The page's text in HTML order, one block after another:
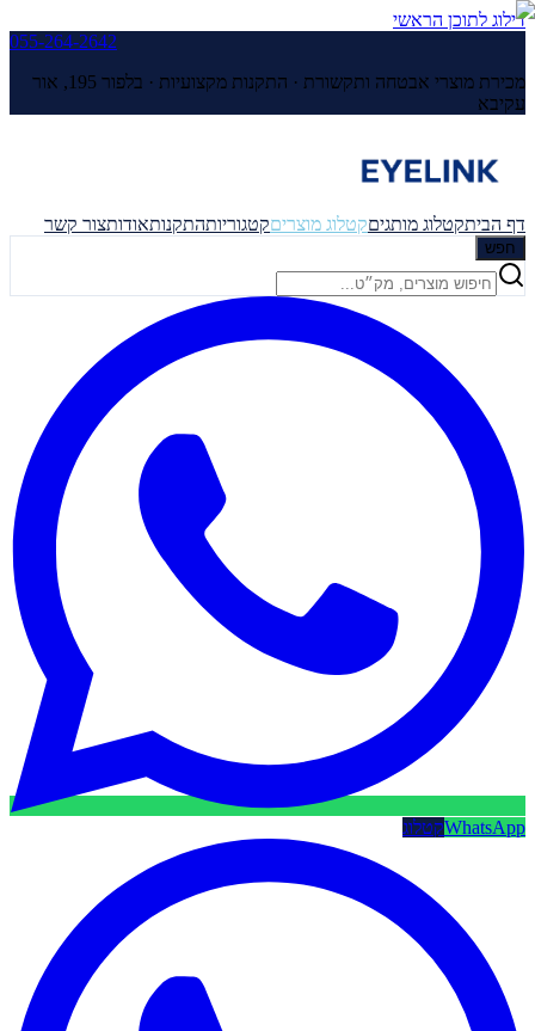
דילוג לתוכן הראשי
055-264-2642
מכירת מוצרי אבטחה ותקשורת · התקנות מקצועיות ·
בלפור 195, אור
עקיבא
דף הביתקטלוג מותגיםקטלוג מוצריםקטגוריותהתקנותאודותצור קשר
חפש
WhatsAppקטלוג